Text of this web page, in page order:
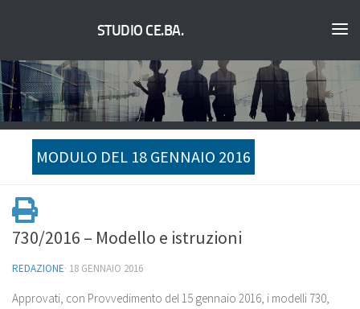
STUDIO CE.BA.
MODULO DEL 18 GENNAIO 2016
730/2016 – Modello e istruzioni
REDAZIONE· 18 GENNAIO 2016
Approvati, con Provvedimento del 15 gennaio 2016, i modelli 730,